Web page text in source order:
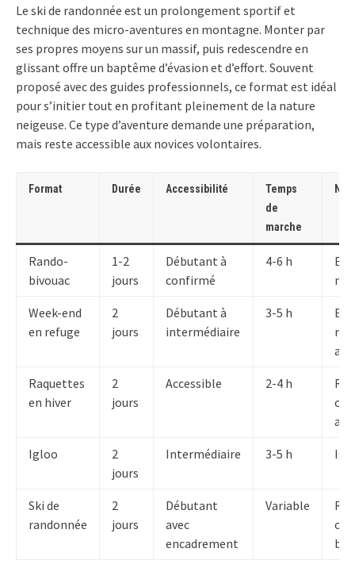
Le ski de randonnée est un prolongement sportif et
technique des micro-aventures en montagne. Monter par
ses propres moyens sur un massif, puis redescendre en
glissant offre un baptême d’évasion et d’effort. Souvent
proposé avec des guides professionnels, ce format est idéal
pour s’initier tout en profitant pleinement de la nature
neigeuse. Ce type d’aventure demande une préparation,
mais reste accessible aux novices volontaires.
Format Durée Accessibilité
Temps
de
marche
Rando-
bivouac
1-2
jours
Débutant à
confirmé
4-6 h
En
Week-end
en refuge
2
jours
Débutant à
intermédiaire
3-5 h
En
Raquettes
en hiver
2
jours
Accessible 2-4 h
ou
Igloo
2
jours
Intermédiaire 3-5 h
Ski de
randonnée
2
jours
Débutant
avec
encadrement
Variable
ou